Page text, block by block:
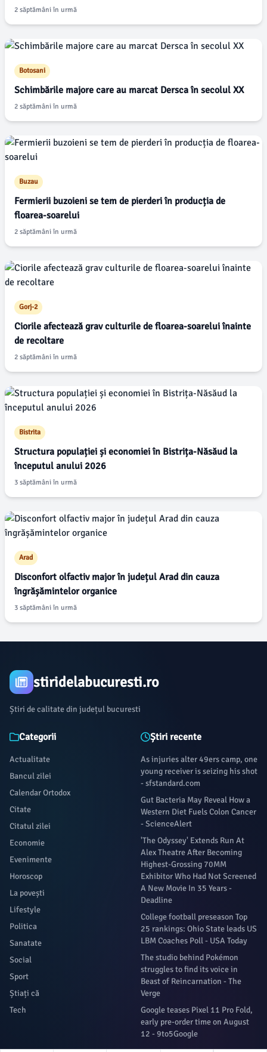
2 săptămâni în urmă
Botosani
Schimbările majore care au marcat Dersca în secolul XX
2 săptămâni în urmă
Buzau
Fermierii buzoieni se tem de pierderi în producția de
floarea-soarelui
2 săptămâni în urmă
Gorj-2
Ciorile afectează grav culturile de floarea-soarelui înainte
de recoltare
2 săptămâni în urmă
Bistrita
Structura populației și economiei în Bistrița-Năsăud la
începutul anului 2026
3 săptămâni în urmă
Arad
Disconfort olfactiv major în județul Arad din cauza
îngrășămintelor organice
3 săptămâni în urmă
stiridelabucuresti.ro
Știri de calitate din județul bucuresti
Categorii
Actualitate
Bancul zilei
Calendar Ortodox
Citate
Citatul zilei
Economie
Evenimente
Horoscop
La povești
Lifestyle
Politica
Sanatate
Social
Sport
Știați că
Tech
Știri recente
As injuries alter 49ers camp, one
young receiver is seizing his shot
- sfstandard.com
Gut Bacteria May Reveal How a
Western Diet Fuels Colon Cancer
- ScienceAlert
'The Odyssey' Extends Run At
Alex Theatre After Becoming
Highest-Grossing 70MM
Exhibitor Who Had Not Screened
A New Movie In 35 Years -
Deadline
College football preseason Top
25 rankings: Ohio State leads US
LBM Coaches Poll - USA Today
The studio behind Pokémon
struggles to find its voice in
Beast of Reincarnation - The
Verge
Google teases Pixel 11 Pro Fold,
early pre-order time on August
12 - 9to5Google